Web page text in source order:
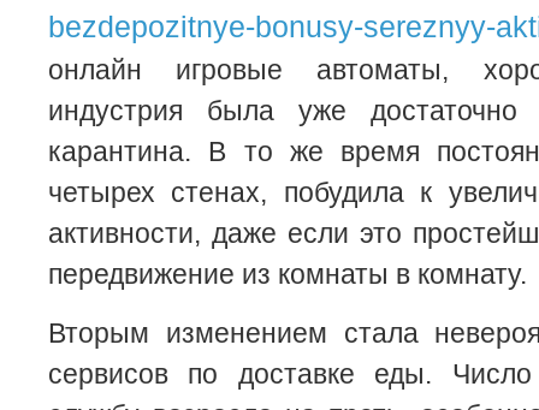
bezdepozitnye-bonusy-sereznyy-
онлайн игровые автоматы,
индустрия была уже достаточно
карантина. В то же время
четырех стенах, побудила к
активности, даже если это
передвижение из комнаты в комнату.
Вторым изменением стала
сервисов по доставке еды.